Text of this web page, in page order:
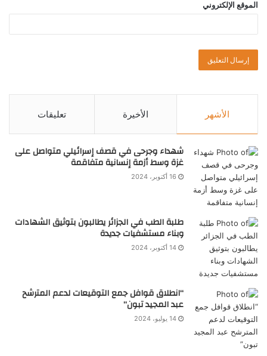
الموقع الإلكتروني
الأشهر الأخيرة تعليقات
شهداء وجرحى في قصف إسرائيلي متواصل على
غزة وسط أزمة إنسانية متفاقمة
16 أكتوبر، 2024
طلبة الطب في الجزائر يطالبون بتوثيق الشهادات
وبناء مستشفيات جديدة
14 أكتوبر، 2024
“انطلاق قوافل جمع التوقيعات لدعم المترشح
عبد المجيد تبون”
14 يوليو، 2024